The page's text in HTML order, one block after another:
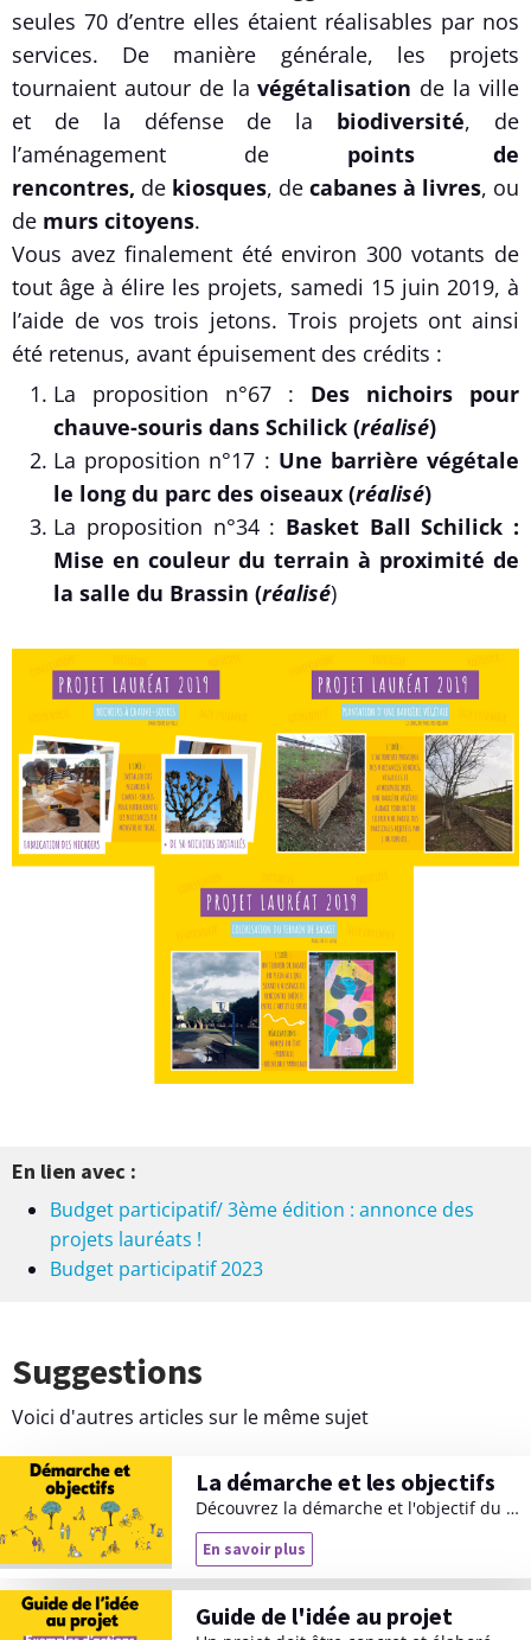
seules 70 d’entre elles étaient réalisables par nos
services. De manière générale, les projets
tournaient autour de la végétalisation de la ville
et de la défense de la biodiversité, de
l’aménagement de points de
rencontres, de kiosques, de cabanes à livres, ou
de murs citoyens.
Vous avez finalement été environ 300 votants de
tout âge à élire les projets, samedi 15 juin 2019, à
l’aide de vos trois jetons. Trois projets ont ainsi
été retenus, avant épuisement des crédits :
La proposition n°67 : Des nichoirs pour
chauve-souris dans Schilick (réalisé)
La proposition n°17 : Une barrière végétale
le long du parc des oiseaux (réalisé)
La proposition n°34 : Basket Ball Schilick :
Mise en couleur du terrain à proximité de
la salle du Brassin (réalisé)
En lien avec :
Budget participatif/ 3ème édition : annonce des
projets lauréats !
Budget participatif 2023
Suggestions
Voici d'autres articles sur le même sujet
La démarche et les objectifs
Découvrez la démarche et l'objectif du budget participatif.
En savoir plus
L
a
d
m
a
Guide de l'idée au projet